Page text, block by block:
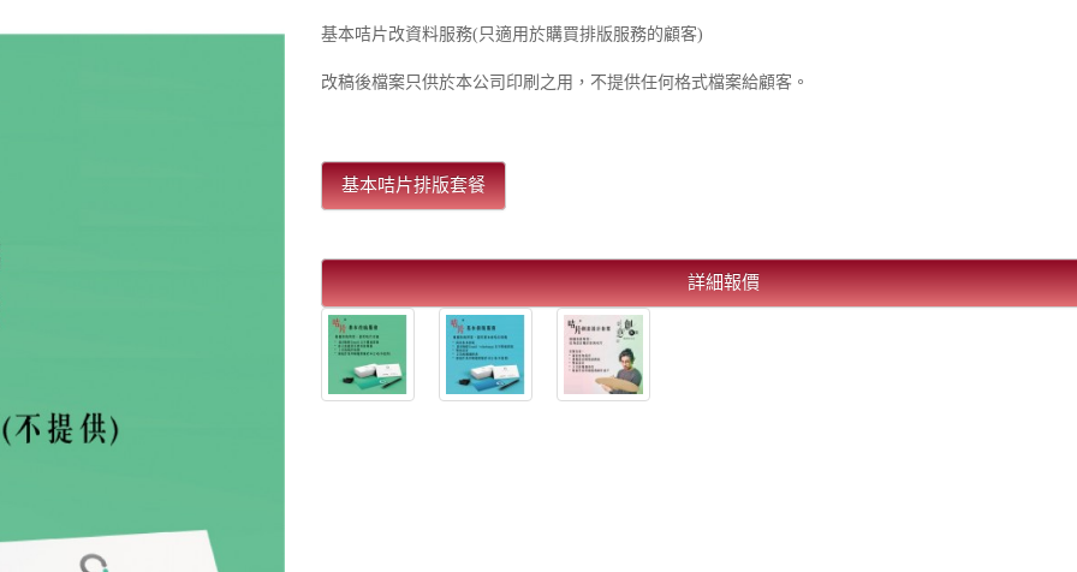
基本咭片改資料服務(只適用於購買排版服務的顧客)
改稿後檔案只供於本公司印刷之用，不提供任何格式檔案給顧客。
基本咭片排版套餐
詳細報價